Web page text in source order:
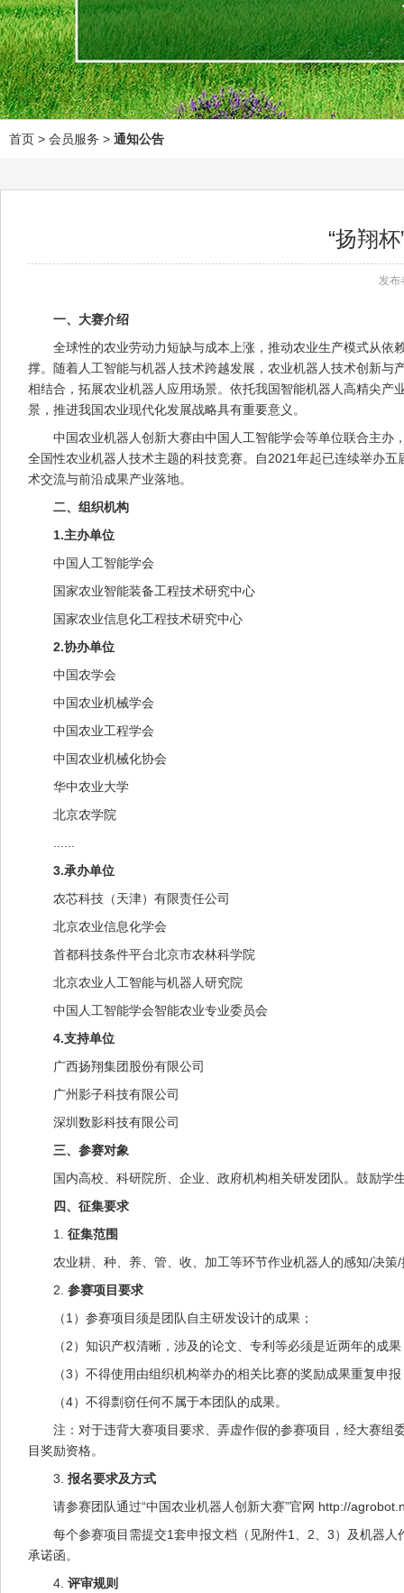
首页 > 会员服务 > 通知公告
“扬翔
发布
一、大赛介绍
全球性的农业劳动力短缺与成本上涨，推动农业生产模式从依
撑。随着人工智能与机器人技术跨越发展，农业机器人技术创新
相结合，拓展农业机器人应用场景。依托我国智能机器人高精尖
景，推进我国农业现代化发展战略具有重要意义。
中国农业机器人创新大赛由中国人工智能学会等单位联合主办
全国性农业机器人技术主题的科技竞赛。自2021年起已连续举办
术交流与前沿成果产业落地。
二、组织机构
1.主办单位
中国人工智能学会
国家农业智能装备工程技术研究中心
国家农业信息化工程技术研究中心
2.协办单位
中国农学会
中国农业机械学会
中国农业工程学会
中国农业机械化协会
华中农业大学
北京农学院
3.承办单位
农芯科技（天津）有限责任公司
北京农业信息化学会
首都科技条件平台北京市农林科学院
北京农业人工智能与机器人研究院
中国人工智能学会智能农业专业委员会
4.支持单位
广西扬翔集团股份有限公司
广州影子科技有限公司
深圳数影科技有限公司
三、参赛对象
国内高校、科研院所、企业、政府机构相关研发团队。鼓励学
四、征集要求
1. 征集范围
农业耕、种、养、管、收、加工等环节作业机器人的感知/决策/
2. 参赛项目要求
（1）参赛项目须是团队自主研发设计的成果；
（2）知识产权清晰，涉及的论文、专利等必须是近两年的成果
（3）不得使用由组织机构举办的相关比赛的奖励成果重复申报
（4）不得剽窃任何不属于本团队的成果。
注：对于违背大赛项目要求、弄虚作假的参赛项目，经大赛组
目奖励资格。
3. 报名要求及方式
请参赛团队通过“中国农业机器人创新大赛”官网 http://
每个参赛项目需提交1套申报文档（见附件1、2、3）及机器人
承诺函。
4. 评审规则